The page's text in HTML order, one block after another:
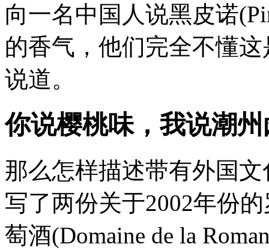
向一名中国人说黑皮诺
的香气，他们完全不懂
说道。
你说樱桃味，我说潮
那么怎样描述带有外国
写了两份关于2002年份
萄酒(Domaine de la